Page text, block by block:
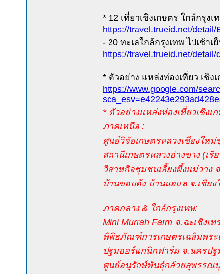
* 12 เที่ยวเชิงเกษตร ใกล้กรุงเ
https://travel.trueid.net/detail/
- 20 ทะเลใกล้กรุงเทพ ไปเช้า
https://travel.trueid.net/detail/
* ตัวอย่าง แหล่งท่องเที่ยว เชิง
https://www.google.com/
* ตัวอย่างแหล่งท่องเที่ยวเชิงเ
ภาคเหนือ :
ศูนย์วิจัยเกษตรหลวงเชียงให
สถานีเกษตรหลวงอ่างขาง (เ
วิสาหกิจชุมชนเลี้ยงผึ้งแม่วาง
บ้านขอบด้ง บ้านนอแล จ.เชีย
ภาคกลาง & ใกล้กรุงเทพ:
Mini Murrah Farm จ.ฉะเชิงเ
พิพิธภัณฑ์การเกษตรเฉลิมพระ
ปฐมออร์แกนิกฟาร์ม จ.นครปฐ
ศูนย์อนุรักษ์พันธุ์กล้วยสุพรรณ